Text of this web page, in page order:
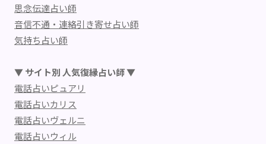
思念伝達占い師
音信不通・連絡引き寄せ占い師
気持ち占い師
▼ サイト別 人気復縁占い師 ▼
電話占いピュアリ
電話占いカリス
電話占いヴェルニ
電話占いウィル